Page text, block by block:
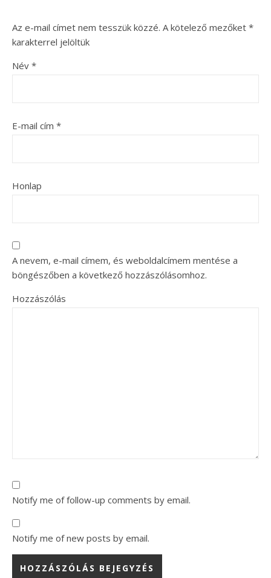
Az e-mail címet nem tesszük közzé. A kötelező mezőket *
karakterrel jelöltük
Név *
E-mail cím *
Honlap
A nevem, e-mail címem, és weboldalcímem mentése a
böngészőben a következő hozzászólásomhoz.
Hozzászólás
Notify me of follow-up comments by email.
Notify me of new posts by email.